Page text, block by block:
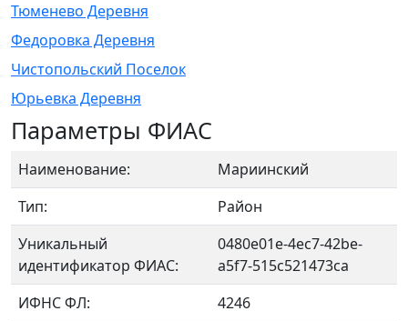
Тюменево Деревня
Федоровка Деревня
Чистопольский Поселок
Юрьевка Деревня
Параметры ФИАС
Наименование:
Мариинский
Тип:
Район
Уникальный
идентификатор ФИАС:
0480e01e-4ec7-42be-
a5f7-515c521473ca
ИФНС ФЛ:
4246